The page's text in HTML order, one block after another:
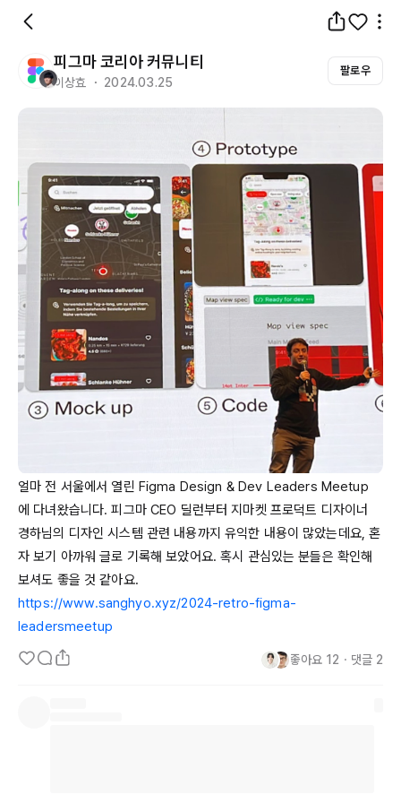
피그마 코리아 커뮤니티
이상효 ・ 2024.03.25
팔로우
얼마 전 서울에서 열린 Figma Design & Dev Leaders Meetup
에 다녀왔습니다. 피그마 CEO 딜런부터 지마켓 프로덕트 디자이너
경하님의 디자인 시스템 관련 내용까지 유익한 내용이 많았는데요, 혼
자 보기 아까워 글로 기록해 보았어요. 혹시 관심있는 분들은 확인해
https://www.sanghyo.xyz/2024-retro-figma-
leadersmeetup
좋아요 12 ・ 댓글 2